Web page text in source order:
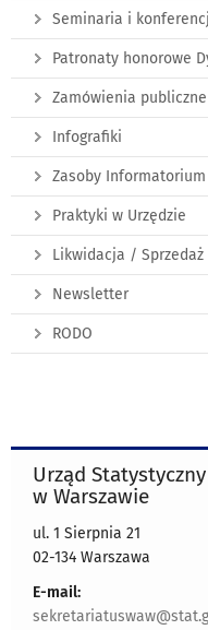
Seminaria i
Patronaty honorowe
Zamówienia publiczne
Infografiki
Zasoby Informatorium
Praktyki w Urzędzie
Likwidacja /
Newsletter
RODO
Urząd Statystyczny
w Warszawie
ul. 1 Sierpnia 21
02-134 Warszawa
E-mail: